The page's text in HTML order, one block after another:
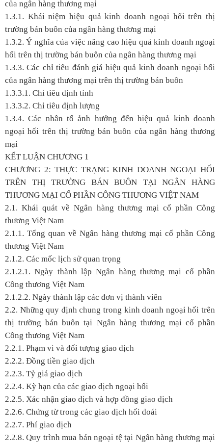
của ngân hàng thương mại
1.3.1. Khái niệm hiệu quả kinh doanh ngoại hối trên thị
trường bán buôn của ngân hàng thương mại
1.3.2. Ý nghĩa của việc nâng cao hiệu quả kinh doanh ngoại
hối trên thị trường bán buôn của ngân hàng thương mại
1.3.3. Các chỉ tiêu đánh giá hiệu quả kinh doanh ngoại hối
của ngân hàng thương mại trên thị trường bán buôn
1.3.3.1. Chỉ tiêu định tính
1.3.3.2. Chỉ tiêu định lượng
1.3.4. Các nhân tố ảnh hưởng đến hiệu quả kinh doanh
ngoại hối trên thị trường bán buôn của ngân hàng thương
mại
KẾT LUẬN CHƯƠNG 1
CHƯƠNG 2: THỰC TRẠNG KINH DOANH NGOẠI HỐI
TRÊN THỊ TRƯỜNG BÁN BUÔN TẠI NGÂN HÀNG
THƯƠNG MẠI CỔ PHẦN CÔNG THƯƠNG VIỆT NAM
2.1. Khái quát về Ngân hàng thương mại cổ phần Công
thương Việt Nam
2.1.1. Tổng quan về Ngân hàng thương mại cổ phần Công
thương Việt Nam
2.1.2. Các mốc lịch sử quan trọng
2.1.2.1. Ngày thành lập Ngân hàng thương mại cổ phần
Công thương Việt Nam
2.1.2.2. Ngày thành lập các đơn vị thành viên
2.2. Những quy định chung trong kinh doanh ngoại hối trên
thị trường bán buôn tại Ngân hàng thương mại cổ phần
Công thương Việt Nam
2.2.1. Phạm vi và đối tượng giao dịch
2.2.2. Đồng tiền giao dịch
2.2.3. Tỷ giá giao dịch
2.2.4. Kỳ hạn của các giao dịch ngoại hối
2.2.5. Xác nhận giao dịch và hợp đồng giao dịch
2.2.6. Chứng từ trong các giao dịch hối đoái
2.2.7. Phí giao dịch
2.2.8. Quy trình mua bán ngoại tệ tại Ngân hàng thương mại